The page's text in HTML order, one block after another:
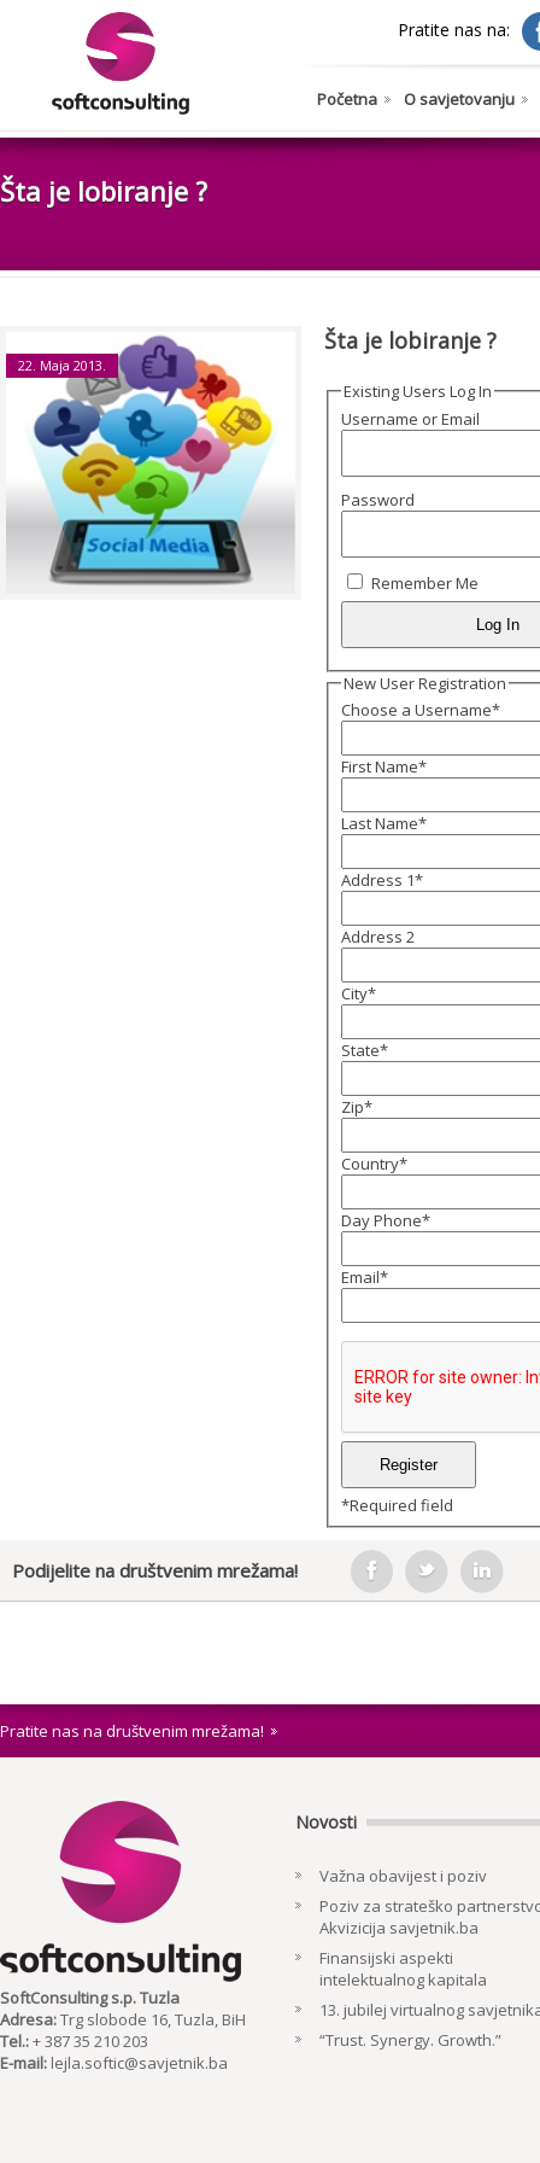
Pratite nas na:
Početna O savjetovanju
Šta je lobiranje ?
22. Maja 2013.
Šta je lobiranje ?
Existing Users Log In
Username or Email
Password
Remember Me
New User Registration
Choose a Username*
First Name*
Last Name*
Address 1*
Address 2
City*
State*
Zip*
Country*
Day Phone*
Email*
*Required field
Podijelite na društvenim mrežama!
Pratite nas na društvenim mrežama!
SoftConsulting s.p. Tuzla
Adresa:Trg slobode 16, Tuzla, BiH
Tel.:+ 387 35 210 203
E-mail: lejla.softic@savjetnik.ba
Novosti
Važna obavijest i poziv
Poziv za strateško
Akvizicija savjetnik.ba
Finansijski aspekti
intelektualnog kapitala
13. jubilej virtualnog
“Trust. Synergy. Growth.”